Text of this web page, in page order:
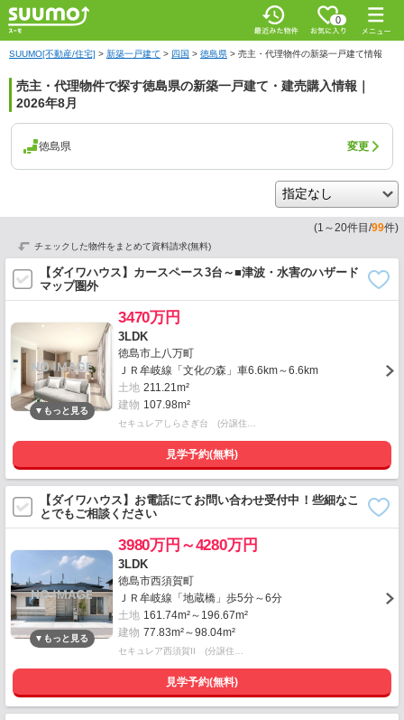
0
SUUMO[不動産/住宅] > 新築一戸建て > 四国 > 徳島県 > 売主・代理物件の新築一戸建て情報
売主・代理物件で探す徳島県の新築一戸建て・建売購入情報｜
2026年8月
徳島県 変更
(1 ～20件目/99件)
チェックした物件をまとめて資料請求(無料)
【ダイワハウス】カースペース3台～■津波・水害のハザード
マップ圏外
3470万円
3LDK
徳島市上八万町
ＪＲ牟岐線「文化の森」車6.6km～6.6km
土地 211.21m²
建物 107.98m²
セキュレアしらさぎ台 (分譲住…
見学予約(無料)
【ダイワハウス】お電話にてお問い合わせ受付中！些細なこ
とでもご相談ください
3980万円～4280万円
3LDK
徳島市西須賀町
ＪＲ牟岐線「地蔵橋」歩5分～6分
土地 161.74m²～196.67m²
建物 77.83m²～98.04m²
セキュレア西須賀II (分譲住…
見学予約(無料)